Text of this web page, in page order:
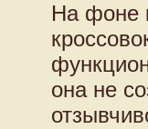
На фоне
она не